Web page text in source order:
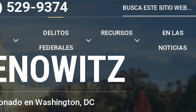
529-9374
DELITOS
FEDERALES
RECURSOS
EN LAS
NOTICIAS
en Washington, DC